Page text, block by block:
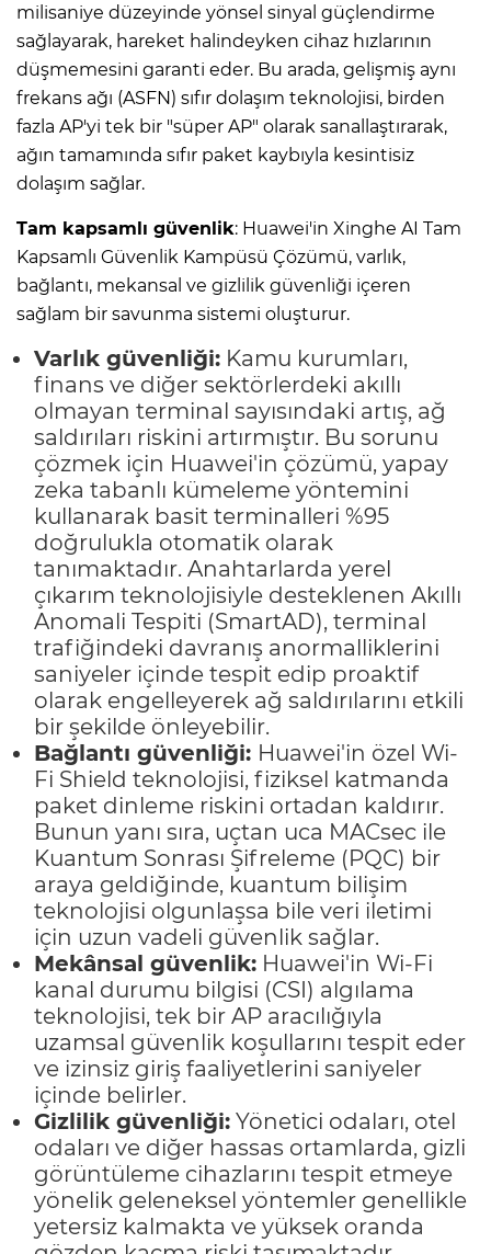
milisaniye düzeyinde yönsel sinyal güçlendirme
sağlayarak, hareket halindeyken cihaz hızlarının
düşmemesini garanti eder. Bu arada, gelişmiş aynı
frekans ağı (ASFN) sıfır dolaşım teknolojisi, birden
fazla AP'yi tek bir "süper AP" olarak sanallaştırarak,
ağın tamamında sıfır paket kaybıyla kesintisiz
dolaşım sağlar.
Tam kapsamlı güvenlik: Huawei'in Xinghe AI Tam
Kapsamlı Güvenlik Kampüsü Çözümü, varlık,
bağlantı, mekansal ve gizlilik güvenliği içeren
sağlam bir savunma sistemi oluşturur.
Varlık güvenliği: Kamu kurumları,
finans ve diğer sektörlerdeki akıllı
olmayan terminal sayısındaki artış, ağ
saldırıları riskini artırmıştır. Bu sorunu
çözmek için Huawei'in çözümü, yapay
zeka tabanlı kümeleme yöntemini
kullanarak basit terminalleri %95
doğrulukla otomatik olarak
tanımaktadır. Anahtarlarda yerel
çıkarım teknolojisiyle desteklenen Akıllı
Anomali Tespiti (SmartAD), terminal
trafiğindeki davranış anormalliklerini
saniyeler içinde tespit edip proaktif
olarak engelleyerek ağ saldırılarını etkili
bir şekilde önleyebilir.
Bağlantı güvenliği: Huawei'in özel Wi-
Fi Shield teknolojisi, fiziksel katmanda
paket dinleme riskini ortadan kaldırır.
Bunun yanı sıra, uçtan uca MACsec ile
Kuantum Sonrası Şifreleme (PQC) bir
araya geldiğinde, kuantum bilişim
teknolojisi olgunlaşsa bile veri iletimi
için uzun vadeli güvenlik sağlar.
Mekânsal güvenlik: Huawei'in Wi-Fi
kanal durumu bilgisi (CSI) algılama
teknolojisi, tek bir AP aracılığıyla
uzamsal güvenlik koşullarını tespit eder
ve izinsiz giriş faaliyetlerini saniyeler
içinde belirler.
Gizlilik güvenliği: Yönetici odaları, otel
odaları ve diğer hassas ortamlarda, gizli
görüntüleme cihazlarını tespit etmeye
yönelik geleneksel yöntemler genellikle
yetersiz kalmakta ve yüksek oranda